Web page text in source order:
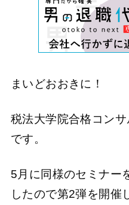
まいどおおきに！
税法大学院合格コン
です。
5月に同様のセミナー
したので第2弾を開催